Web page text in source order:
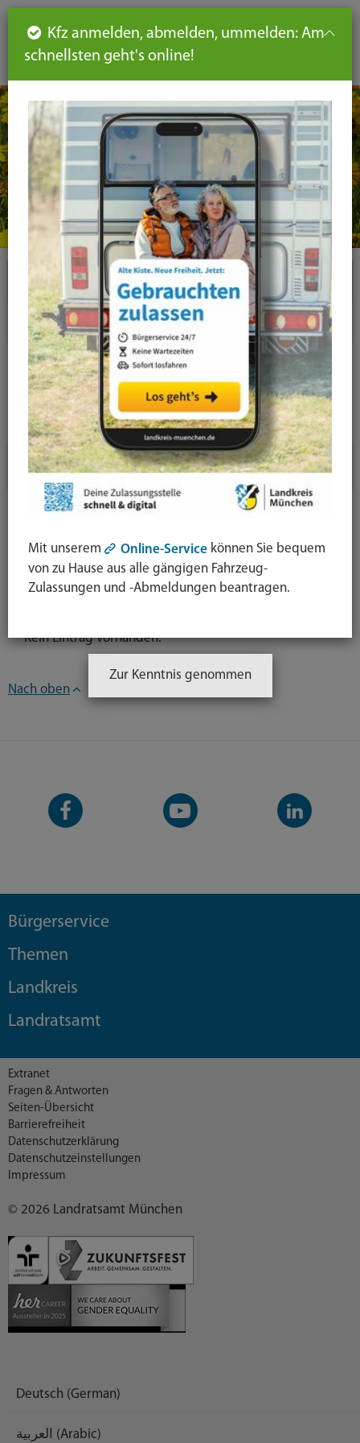
DE
Kategorieauswahl
Kein Eintrag vorhanden.
Plugins
News-Liste
News-Detail
Jahresauswahl
2025
Nach oben
Facebook-
Seite
YouTube-
Kanal
LinkedIn-
Kanal
Bürgerservice
Themen
Landkreis
Landratsamt
© 2026 Landratsamt München
Extranet
Fragen & Antworten
Seiten-Übersicht
Barrierefreiheit
Datenschutzerklärung
Datenschutzeinstellungen
Impressum
Seiteninhalt
Hauptnavigation
Seitennavigation
leichte
Sprache
Kfz anmelden, abmelden, ummelden: Am
schnellsten geht's online!
Mit unserem Online-Service können Sie bequem
von zu Hause aus alle gängigen Fahrzeug-
Zulassungen und -Abmeldungen beantragen.
Zur Kenntnis genommen
Deutsch (German)
العربية (Arabic)